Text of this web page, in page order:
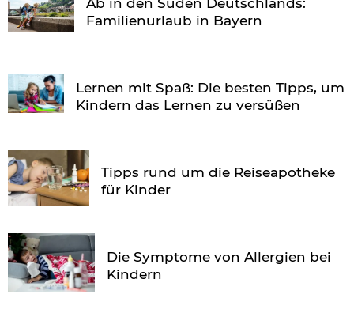
Familienurlaub in Bayern
Lernen mit Spaß: Die besten Tipps, um
Kindern das Lernen zu versüßen
Tipps rund um die Reiseapotheke
für Kinder
Die Symptome von Allergien bei
Kindern